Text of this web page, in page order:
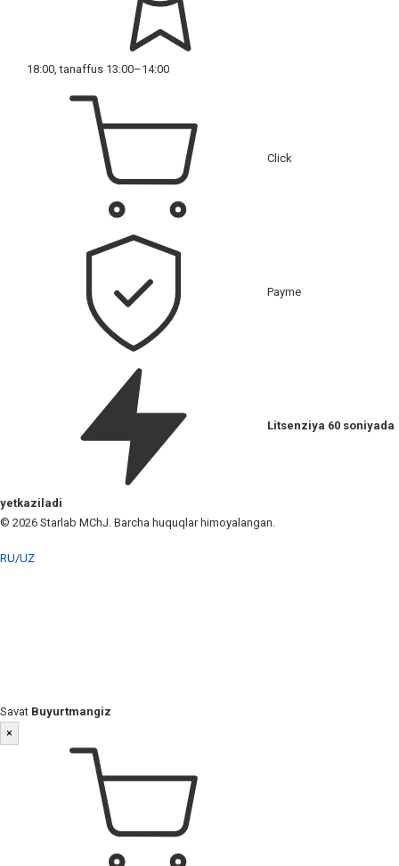
18:00, tanaffus 13:00–14:00
Click
Payme
Litsenziya 60 soniyada
yetkaziladi
© 2026 Starlab MChJ. Barcha huquqlar himoyalangan.
RU/UZ
Savat Buyurtmangiz
×